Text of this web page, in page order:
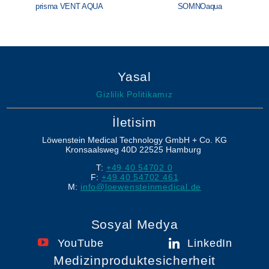
prisma VENT AQUA SOMNOaqua
Yasal
Gizlilik Politikamız
İletisim
Löwenstein Medical Technology GmbH + Co. KG
Kronsaalsweg 40D 22525 Hamburg
T: +49 40 54702 0
F: +49 40 54702 461
M: info@loewensteinmedical.de
Sosyal Medya
YouTube LinkedIn
Medizinproduktesicherheit